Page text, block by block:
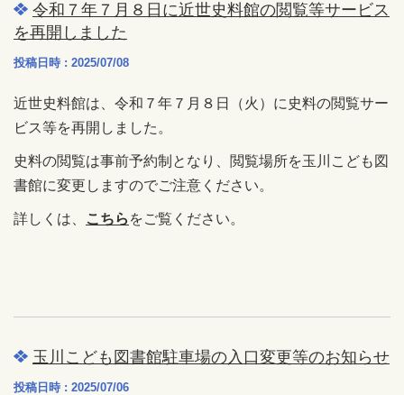
令和７年７月８日に近世史料館の閲覧等サービス
を再開しました
投稿日時 : 2025/07/08
近世史料館は、令和７年７月８日（火）に史料の閲覧サー
ビス等を再開しました。
史料の閲覧は事前予約制となり、閲覧場所を玉川こども図
書館に変更しますのでご注意ください。
詳しくは、 こちら をご覧ください。
玉川こども図書館駐車場の入口変更等のお知らせ
投稿日時 : 2025/07/06